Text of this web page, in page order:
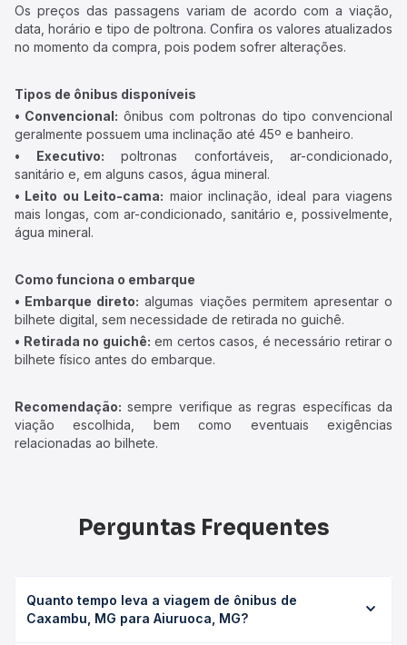
Os preços das passagens variam de acordo com a viação,
data, horário e tipo de poltrona. Confira os valores atualizados
no momento da compra, pois podem sofrer alterações.
Tipos de ônibus disponíveis
• Convencional: ônibus com poltronas do tipo convencional
geralmente possuem uma inclinação até 45º e banheiro.
• Executivo: poltronas confortáveis, ar-condicionado,
sanitário e, em alguns casos, água mineral.
• Leito ou Leito-cama: maior inclinação, ideal para viagens
mais longas, com ar-condicionado, sanitário e, possivelmente,
água mineral.
Como funciona o embarque
• Embarque direto: algumas viações permitem apresentar o
bilhete digital, sem necessidade de retirada no guichê.
• Retirada no guichê: em certos casos, é necessário retirar o
bilhete físico antes do embarque.
Recomendação: sempre verifique as regras específicas da
viação escolhida, bem como eventuais exigências
relacionadas ao bilhete.
Perguntas Frequentes
Quanto tempo leva a viagem de ônibus de
Caxambu, MG para Aiuruoca, MG?